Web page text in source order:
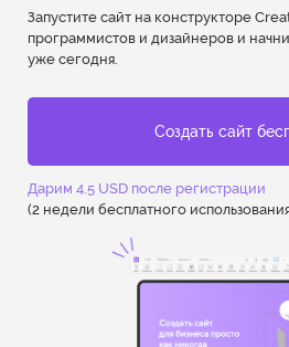
Запустите сайт на конструкторе
программистов и дизайнеров и
уже сегодня.
Создать сайт
Дарим 4.5 USD после регистрации
(2 недели бесплатного